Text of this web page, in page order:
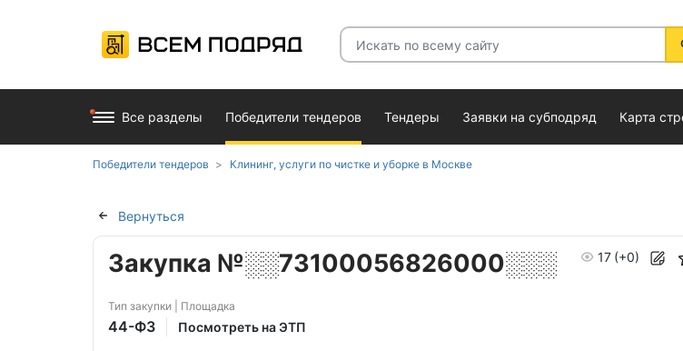
Все разделы Победители тендеров Тендеры Заявки на субподряд Карта
Победители тендеров Клининг, услуги по чистке и уборке в Москве
Вернуться
Закупка №░░73100056826000░░░ 17 (+0)
Тип закупки | Площадка
44-ФЗ Посмотреть на ЭТП